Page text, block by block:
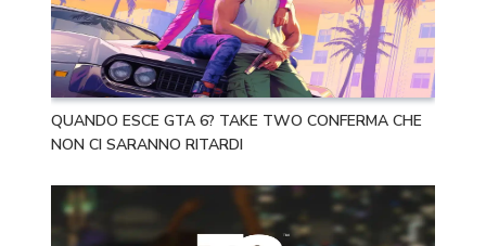
QUANDO ESCE GTA 6? TAKE TWO CONFERMA CHE
NON CI SARANNO RITARDI